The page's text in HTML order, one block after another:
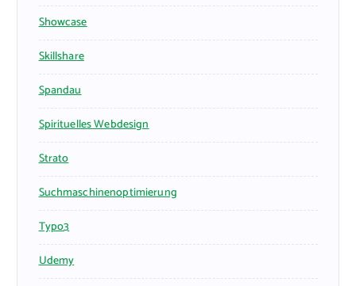
Showcase
Skillshare
Spandau
Spirituelles Webdesign
Strato
Suchmaschinenoptimierung
Typo3
Udemy